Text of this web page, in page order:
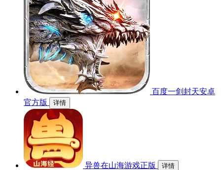
百度一剑封天安卓
官方版
详情
异兽在山海游戏正版 详情